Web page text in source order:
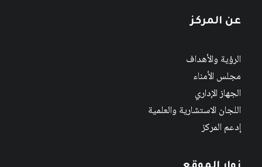
عن المركز
الرؤية والأهداف
مجلس الأمناء
الجهاز الإداري
اللجان الاستشارية والعلمية
إدعم المركز